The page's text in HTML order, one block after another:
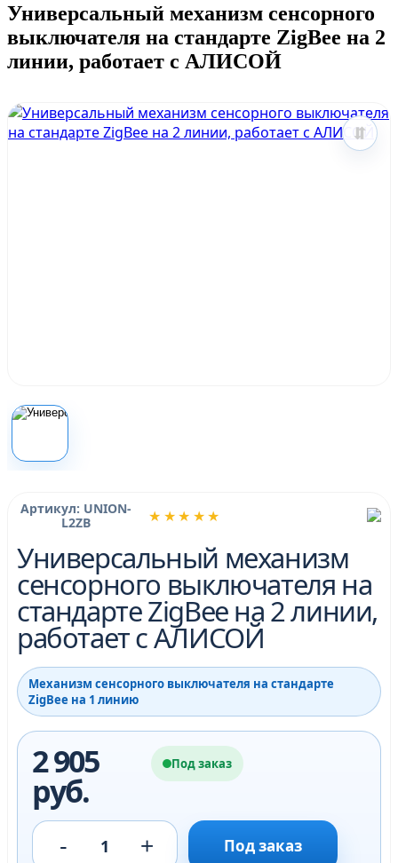
Универсальный механизм сенсорного
выключателя на стандарте ZigBee на 2
линии, работает с АЛИСОЙ
★★★★★
Артикул: UNION-
L2ZB
Универсальный механизм
сенсорного выключателя на
стандарте ZigBee на 2 линии,
работает с АЛИСОЙ
Механизм сенсорного выключателя на стандарте
ZigBee на 1 линию
2 905
руб.
Под заказ
- 1 + Под заказ